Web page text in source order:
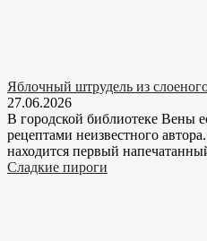
Яблочный штрудель из слоеного
27.06.2026
В городской библиотеке Вены
рецептами неизвестного
находится первый
Сладкие пироги